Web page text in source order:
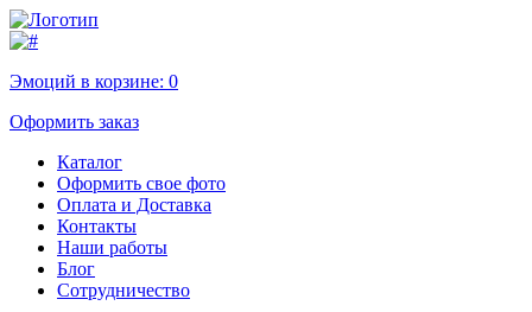
Эмоций в корзине: 0
Оформить заказ
Каталог
Оформить свое фото
Оплата и Доставка
Контакты
Наши работы
Блог
Сотрудничество